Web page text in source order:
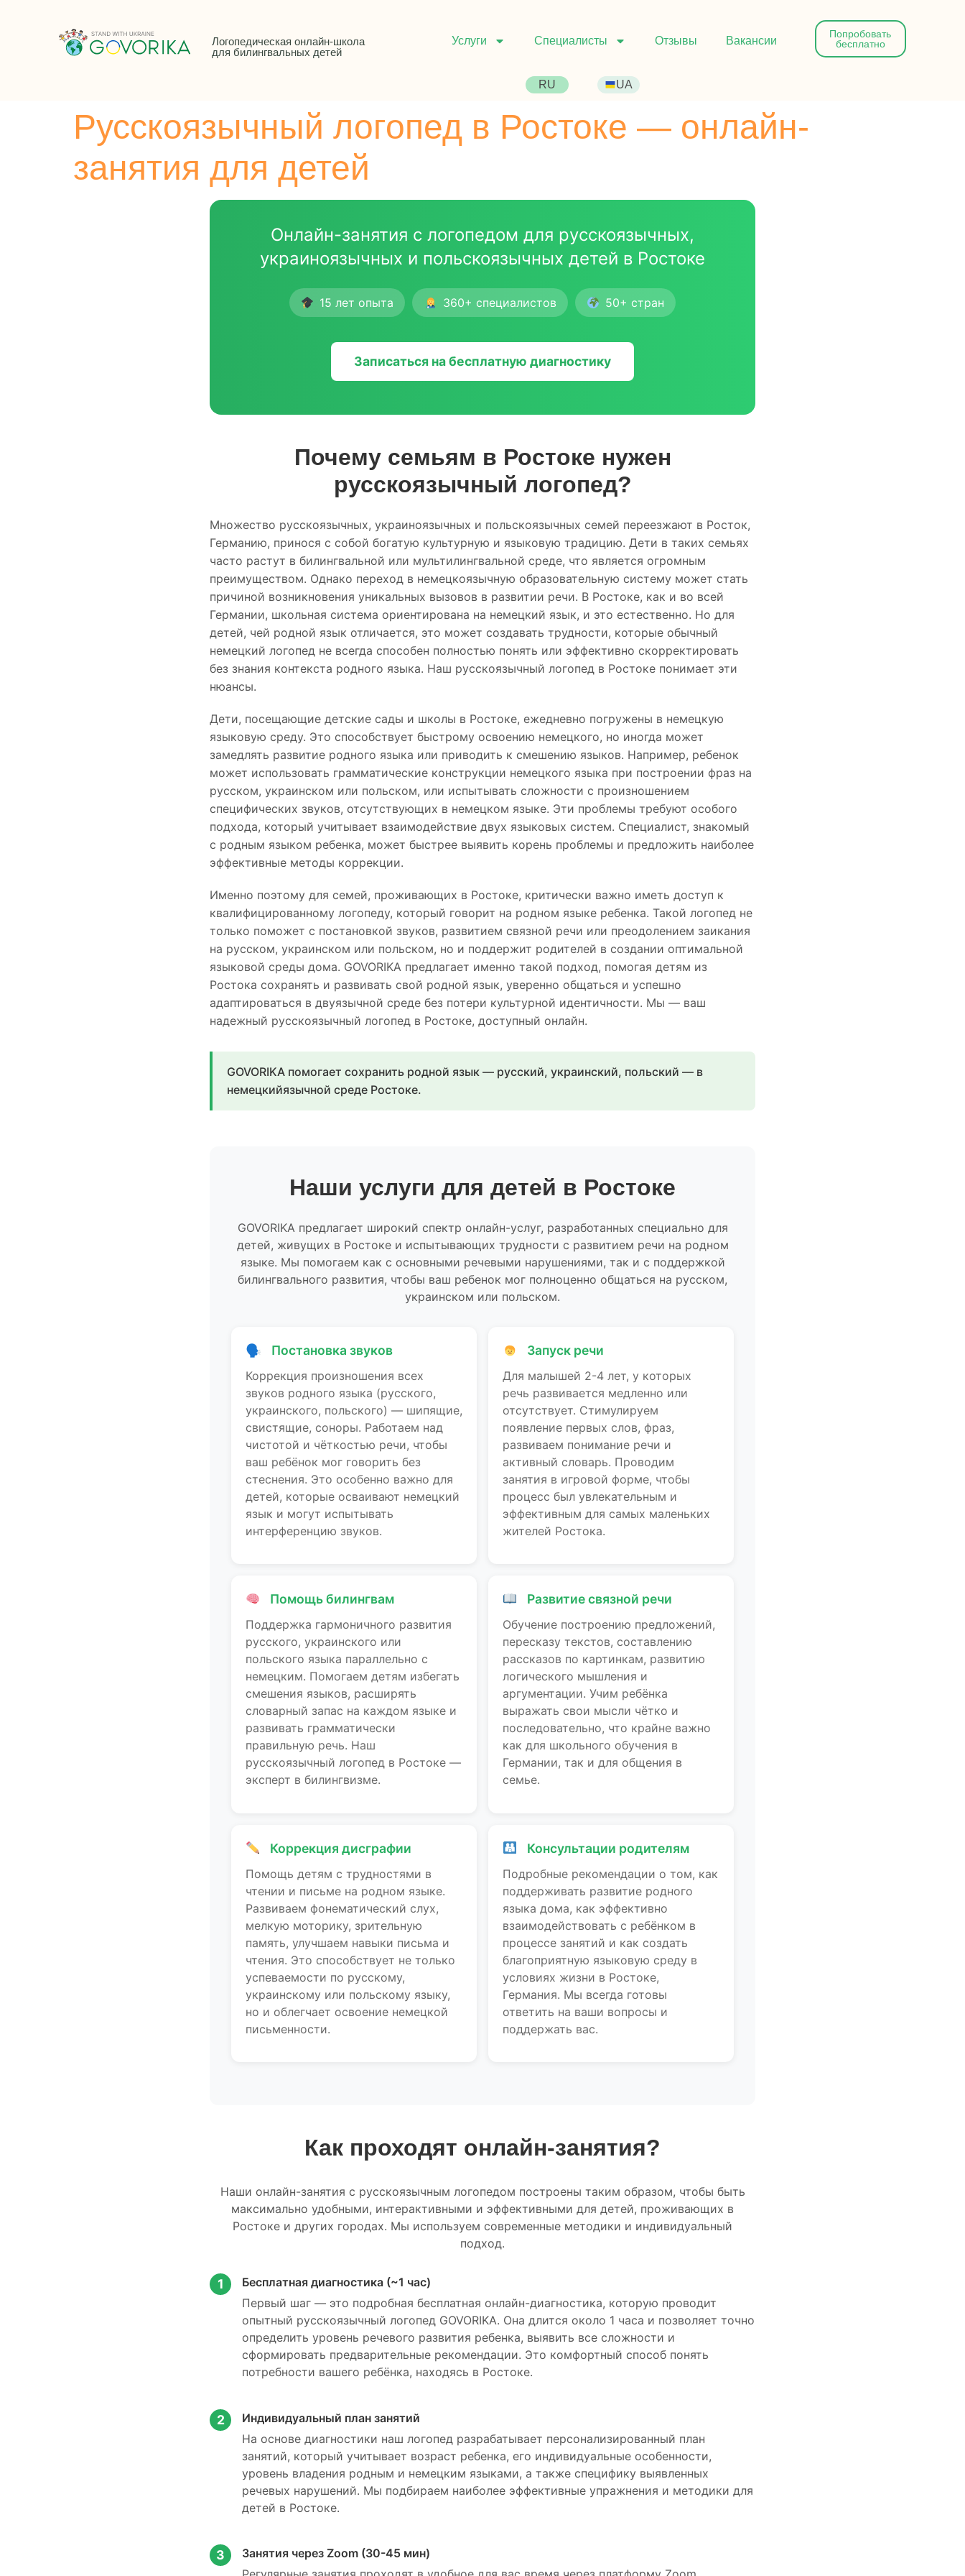
Логопедическая онлайн-школа
для билингвальных детей
Услуги Специалисты Отзывы Вакансии
Попробовать
бесплатно
RU UA
Русскоязычный логопед в Ростоке — онлайн-
занятия для детей
Онлайн-занятия с логопедом для русскоязычных,
украиноязычных и польскоязычных детей в Ростоке
15 лет опыта 360+ специалистов 50+ стран
Записаться на бесплатную диагностику
Почему семьям в Ростоке нужен
русскоязычный логопед?
Множество русскоязычных, украиноязычных и польскоязычных семей переезжают в Росток,
Германию, принося с собой богатую культурную и языковую традицию. Дети в таких семьях
часто растут в билингвальной или мультилингвальной среде, что является огромным
преимуществом. Однако переход в немецкоязычную образовательную систему может стать
причиной возникновения уникальных вызовов в развитии речи. В Ростоке, как и во всей
Германии, школьная система ориентирована на немецкий язык, и это естественно. Но для
детей, чей родной язык отличается, это может создавать трудности, которые обычный
немецкий логопед не всегда способен полностью понять или эффективно скорректировать
без знания контекста родного языка. Наш русскоязычный логопед в Ростоке понимает эти
нюансы.
Дети, посещающие детские сады и школы в Ростоке, ежедневно погружены в немецкую
языковую среду. Это способствует быстрому освоению немецкого, но иногда может
замедлять развитие родного языка или приводить к смешению языков. Например, ребенок
может использовать грамматические конструкции немецкого языка при построении фраз на
русском, украинском или польском, или испытывать сложности с произношением
специфических звуков, отсутствующих в немецком языке. Эти проблемы требуют особого
подхода, который учитывает взаимодействие двух языковых систем. Специалист, знакомый
с родным языком ребенка, может быстрее выявить корень проблемы и предложить наиболее
эффективные методы коррекции.
Именно поэтому для семей, проживающих в Ростоке, критически важно иметь доступ к
квалифицированному логопеду, который говорит на родном языке ребенка. Такой логопед не
только поможет с постановкой звуков, развитием связной речи или преодолением заикания
на русском, украинском или польском, но и поддержит родителей в создании оптимальной
языковой среды дома. GOVORIKA предлагает именно такой подход, помогая детям из
Ростока сохранять и развивать свой родной язык, уверенно общаться и успешно
адаптироваться в двуязычной среде без потери культурной идентичности. Мы — ваш
надежный русскоязычный логопед в Ростоке, доступный онлайн.
GOVORIKA помогает сохранить родной язык — русский, украинский, польский — в
немецкийязычной среде Ростоке.
Наши услуги для детей в Ростоке
GOVORIKA предлагает широкий спектр онлайн-услуг, разработанных специально для
детей, живущих в Ростоке и испытывающих трудности с развитием речи на родном
языке. Мы помогаем как с основными речевыми нарушениями, так и с поддержкой
билингвального развития, чтобы ваш ребенок мог полноценно общаться на русском,
украинском или польском.
🗣 Постановка звуков
Коррекция произношения всех
звуков родного языка (русского,
украинского, польского) — шипящие,
свистящие, соноры. Работаем над
чистотой и чёткостью речи, чтобы
ваш ребёнок мог говорить без
стеснения. Это особенно важно для
детей, которые осваивают немецкий
язык и могут испытывать
интерференцию звуков.
Запуск речи
Для малышей 2-4 лет, у которых
речь развивается медленно или
отсутствует. Стимулируем
появление первых слов, фраз,
развиваем понимание речи и
активный словарь. Проводим
занятия в игровой форме, чтобы
процесс был увлекательным и
эффективным для самых маленьких
жителей Ростока.
Помощь билингвам
Поддержка гармоничного развития
русского, украинского или
польского языка параллельно с
немецким. Помогаем детям избегать
смешения языков, расширять
словарный запас на каждом языке и
развивать грамматически
правильную речь. Наш
русскоязычный логопед в Ростоке —
эксперт в билингвизме.
Развитие связной речи
Обучение построению предложений,
пересказу текстов, составлению
рассказов по картинкам, развитию
логического мышления и
аргументации. Учим ребёнка
выражать свои мысли чётко и
последовательно, что крайне важно
как для школьного обучения в
Германии, так и для общения в
семье.
Коррекция дисграфии
Помощь детям с трудностями в
чтении и письме на родном языке.
Развиваем фонематический слух,
мелкую моторику, зрительную
память, улучшаем навыки письма и
чтения. Это способствует не только
успеваемости по русскому,
украинскому или польскому языку,
но и облегчает освоение немецкой
письменности.
Консультации родителям
Подробные рекомендации о том, как
поддерживать развитие родного
языка дома, как эффективно
взаимодействовать с ребёнком в
процессе занятий и как создать
благоприятную языковую среду в
условиях жизни в Ростоке,
Германия. Мы всегда готовы
ответить на ваши вопросы и
поддержать вас.
Как проходят онлайн-занятия?
Наши онлайн-занятия с русскоязычным логопедом построены таким образом, чтобы быть
максимально удобными, интерактивными и эффективными для детей, проживающих в
Ростоке и других городах. Мы используем современные методики и индивидуальный
подход.
1
Бесплатная диагностика (~1 час)
Первый шаг — это подробная бесплатная онлайн-диагностика, которую проводит
опытный русскоязычный логопед GOVORIKA. Она длится около 1 часа и позволяет точно
определить уровень речевого развития ребенка, выявить все сложности и
сформировать предварительные рекомендации. Это комфортный способ понять
потребности вашего ребёнка, находясь в Ростоке.
2
Индивидуальный план занятий
На основе диагностики наш логопед разрабатывает персонализированный план
занятий, который учитывает возраст ребенка, его индивидуальные особенности,
уровень владения родным и немецким языками, а также специфику выявленных
речевых нарушений. Мы подбираем наиболее эффективные упражнения и методики для
детей в Ростоке.
3
Занятия через Zoom (30-45 мин)